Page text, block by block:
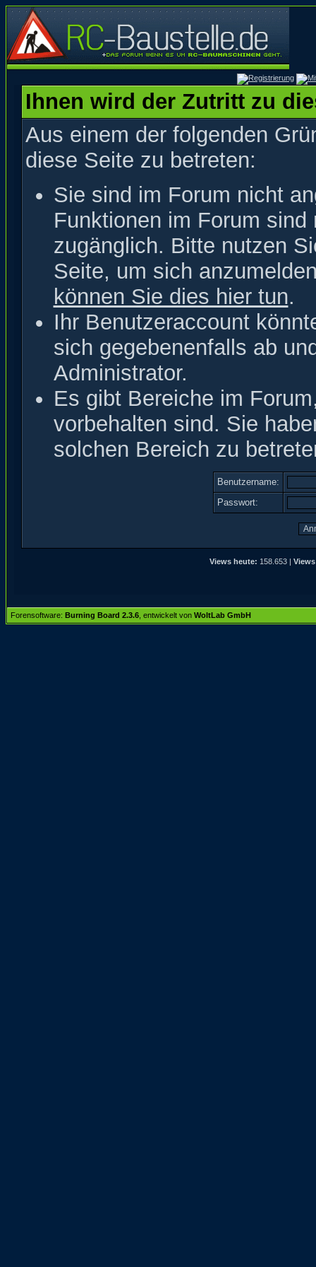
Ihnen wird der Zutritt zu
Aus einem der folgenden
diese Seite zu betreten:
Sie sind im Forum nicht
Funktionen im Forum
zugänglich. Bitte nutzen
Seite, um sich
können Sie dies hier tun.
Ihr Benutzeraccount
sich gegebenenfalls ab
Administrator.
Es gibt Bereiche im
vorbehalten sind. Sie
solchen Bereich zu
Benutzername:
Passwort:
Views heute: 158.653 |
Forensoftware: Burning Board 2.3.6 , entwickelt von WoltLab GmbH